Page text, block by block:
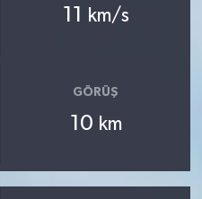
11 km/s
GÖRÜŞ
10 km